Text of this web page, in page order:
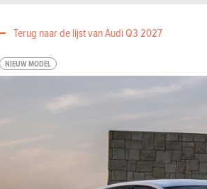
Terug naar de lijst van Audi Q3 2027
NIEUW MODEL